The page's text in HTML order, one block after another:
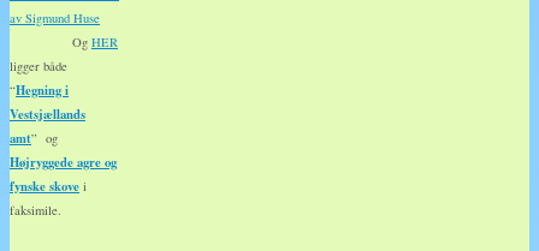
av Sigmund Huse
Og HER
ligger både
“Hegning i
Vestsjællands
amt” og
Højryggede agre og
fynske skove i
faksimile.